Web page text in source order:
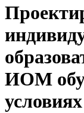
ИОМ